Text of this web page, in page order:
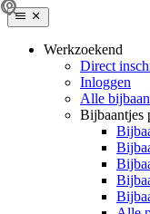
Werkzoekend
Direct
Inloggen
Alle
Bijbaantjes